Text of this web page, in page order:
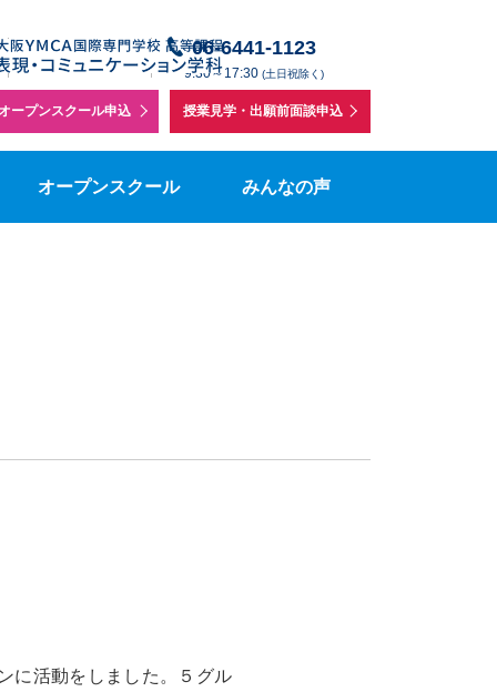
メールでの
お問い合わせ
06-6441-1123
9:30～17:30 (土日祝除く)
ープンスクール申込 授業見学・出願前面談申込
オープンスクール
授業体験・学校説明会
個別相談
みんなの声
在校生の声
在校生保護者の声
に活動をしました。５グル